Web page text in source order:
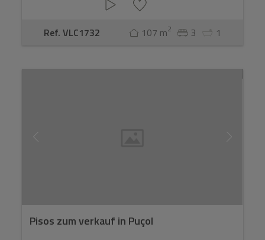
Ref. VLC1732 107 m2 3 1
Pisos zum verkauf in Puçol